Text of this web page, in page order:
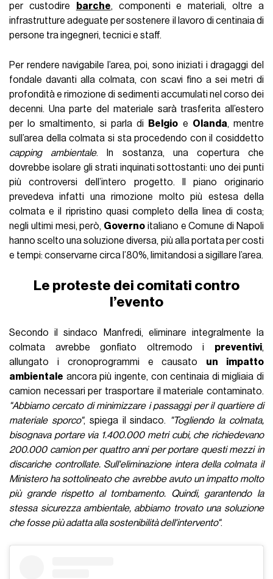
per custodire
barche, componenti e materiali, oltre a
infrastrutture adeguate per sostenere il lavoro di centinaia di
persone tra ingegneri, tecnici e staff.
Per rendere navigabile l’area, poi, sono iniziati i dragaggi del
fondale davanti alla colmata, con scavi fino a sei metri di
profondità e rimozione di sedimenti accumulati nel corso dei
decenni. Una parte del materiale sarà trasferita all’estero
per lo smaltimento, si parla di
Belgio e Olanda, mentre
sull’area della colmata si sta procedendo con il cosiddetto
capping ambientale. In sostanza, una copertura che
dovrebbe isolare gli strati inquinati sottostanti: uno dei punti
più controversi dell’intero progetto. Il piano originario
prevedeva infatti una rimozione molto più estesa della
colmata e il ripristino quasi completo della linea di costa;
negli ultimi mesi, però, Governo italiano e Comune di Napoli
hanno scelto una soluzione diversa, più alla portata per costi
e tempi: conservarne circa l’80%, limitandosi a sigillare l’area.
Le proteste dei comitati contro
l’evento
Secondo il sindaco Manfredi, eliminare integralmente la
colmata avrebbe gonfiato oltremodo i preventivi,
allungato i cronoprogrammi e causato un impatto
ambientale ancora più ingente, con centinaia di migliaia di
camion necessari per trasportare il materiale contaminato.
"Abbiamo cercato di minimizzare i passaggi per il quartiere di
materiale sporco", spiega il sindaco.
"Togliendo la colmata,
bisognava portare via 1.400.000 metri cubi, che richiedevano
200.000 camion per quattro anni per portare questi mezzi in
discariche controllate. Sull'eliminazione intera della colmata il
Ministero ha sottolineato che avrebbe avuto un impatto molto
più grande rispetto al tombamento. Quindi, garantendo la
stessa sicurezza ambientale, abbiamo trovato una soluzione
che fosse più adatta alla sostenibilità dell'intervento".